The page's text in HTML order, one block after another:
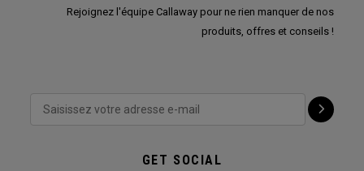
Rejoignez l'équipe Callaway pour ne rien manquer de nos
produits, offres et conseils !
GET SOCIAL